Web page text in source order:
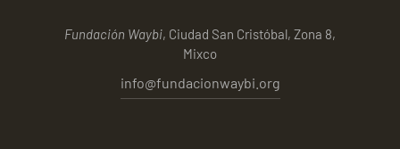
Fundación Waybi, Ciudad San Cristóbal, Zona 8,
Mixco
info@fundacionwaybi.org